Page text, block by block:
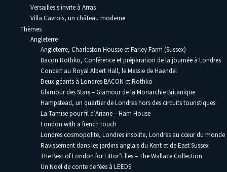
Versailles s'invite à Arras
Villa Cavrois, un château moderne
Thèmes
Angleterre
Angleterre, Charleston Housse et Farley Farm (Sussex)
Bacon Rothko, Conférence et préparation de la journée à Londres
Concert au Royal Albert Hall, le Messie de Haendel
Deux géants à Londres BACON et Rothko
Glamour des Stars – Glamour de la Monarchie Britanique
Hampstead, un quartier de Londres hors des circuits touristiques
La Tamise pour fil d’Ariane – Ham House
London with a french touch
Londres cosmopolite, Londres insolite, Londres au cœur du monde
Ravissement dans les jardins anglais du Kent et de East Sussex
The Best of London for Littor’Elles – The Wallace Collection
Un Noël de conte de fées à LEEDS